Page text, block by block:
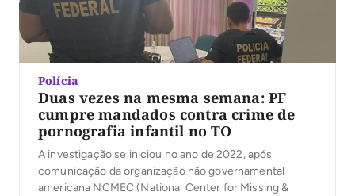
Polícia
Duas vezes na mesma semana: PF
cumpre mandados contra crime de
pornografia infantil no TO
A investigação se iniciou no ano de 2022, após
comunicação da organização não governamental
americana NCMEC (National Center for Missing &